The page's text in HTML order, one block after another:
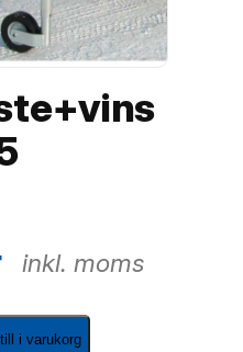
inkl. moms
i varukorg